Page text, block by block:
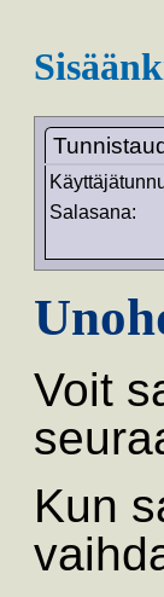
Salasana:
Voit
Kun